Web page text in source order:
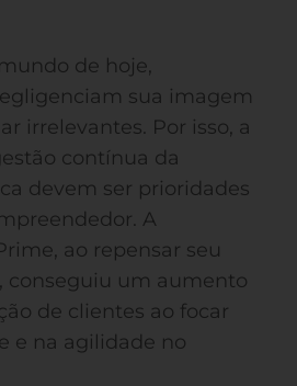
de hoje,
sua imagem
irrelevantes. Por isso, a
contínua da
devem ser prioridades
A
ao repensar seu
conseguiu um aumento
de clientes ao focar
e na agilidade no